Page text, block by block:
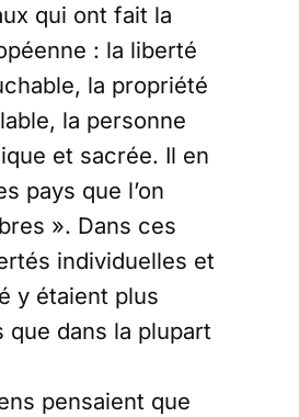
qui ont fait la
: la liberté
la propriété
la personne
et sacrée. Il en
pays que l’on
». Dans ces
individuelles et
y étaient plus
que dans la plupart
pensaient que